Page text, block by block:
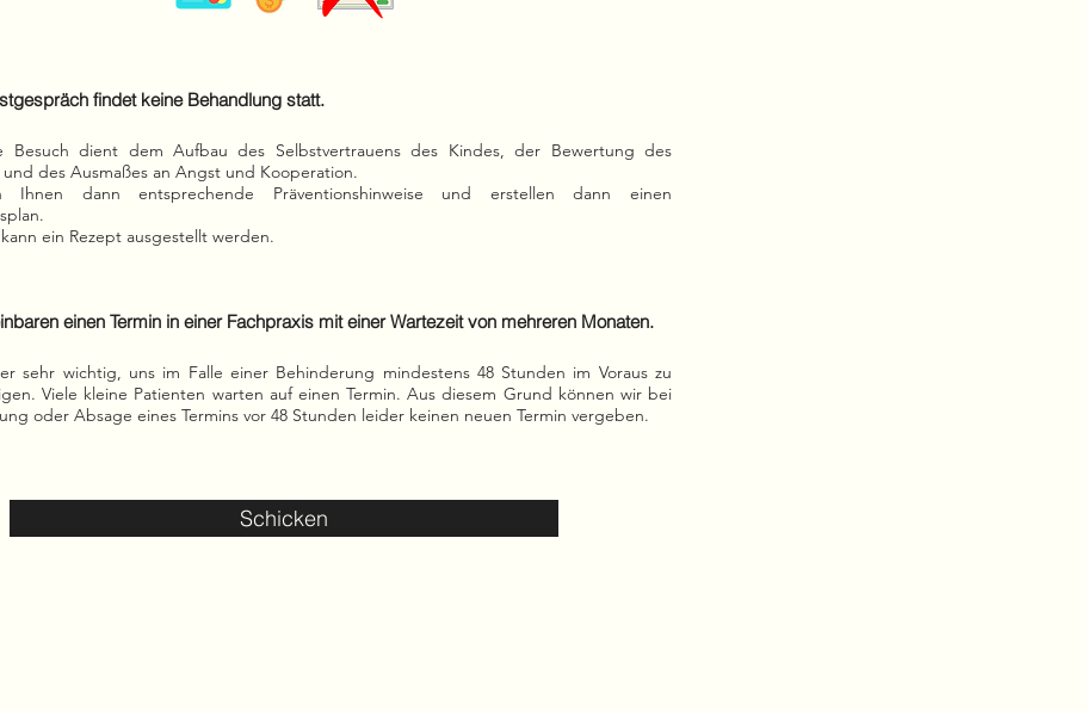
findet keine Behandlung statt.
dient dem Aufbau des Selbstvertrauens des Kindes, der Bewertung des
und des Ausmaßes an Angst und Kooperation.
Ihnen dann entsprechende Präventionshinweise und erstellen dann einen
ein Rezept ausgestellt werden.
einen Termin in einer Fachpraxis mit einer Wartezeit von mehreren Monaten.
sehr wichtig, uns im Falle einer Behinderung mindestens 48 Stunden im Voraus zu
Viele kleine Patienten warten auf einen Termin. Aus diesem Grund können wir bei
oder Absage eines Termins vor 48 Stunden leider keinen neuen Termin vergeben.
Schicken